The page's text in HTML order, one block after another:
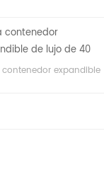
contenedor
de lujo de 40
tres dormitorios
expandible